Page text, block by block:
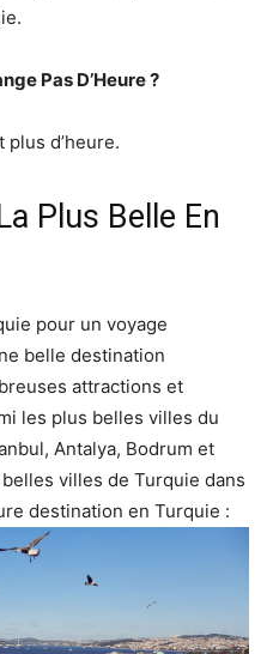
Pas D’Heure ?
plus d’heure.
Plus Belle En
pour un voyage
belle destination
attractions et
les plus belles villes du
Antalya, Bodrum et
villes de Turquie dans
destination en Turquie :